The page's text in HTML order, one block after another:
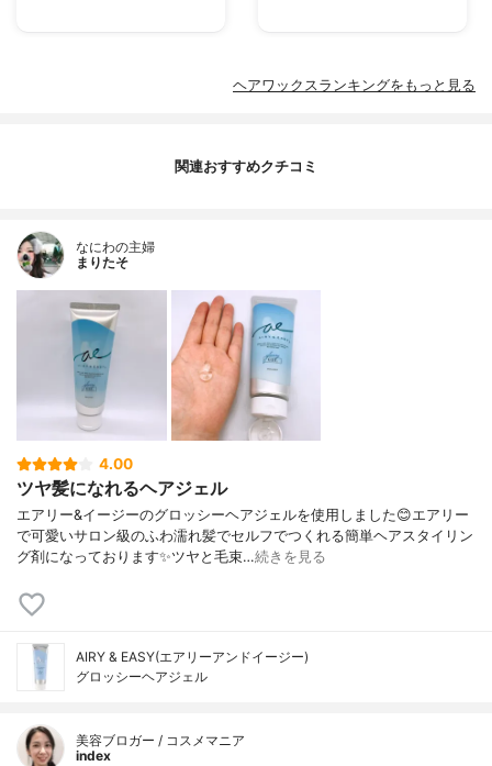
ヘアワックスランキングをもっと見る
関連おすすめクチコミ
なにわの主婦
まりたそ
4.00
ツヤ髪になれるヘアジェル
エアリー&イージーのグロッシーヘアジェルを使用しました😊エアリー
で可愛いサロン級のふわ濡れ髪でセルフでつくれる簡単ヘアスタイリン
グ剤になっております✨ツヤと毛束…続きを見る
AIRY & EASY(エアリーアンドイージー)
グロッシーヘアジェル
美容ブロガー / コスメマニア
index